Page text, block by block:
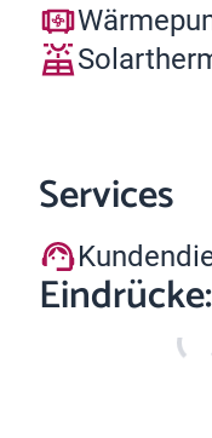
Services
Eindrücke: